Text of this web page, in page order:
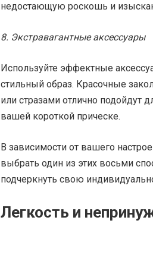
недостающую роскошь и
8. Экстравагантные аксессуары
Используйте эффектные
стильный образ. Красочные
или стразами отлично подойдут
вашей короткой прическе.
В зависимости от вашего
выбрать один из этих восьми
подчеркнуть свою
Легкость и